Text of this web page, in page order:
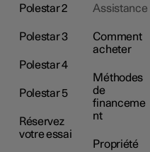
Polestar 2
Polestar 3
Polestar 4
Polestar 5
Réservez
votre essai
Assistance
Comment
acheter
Méthodes
de
financeme
nt
Propriété